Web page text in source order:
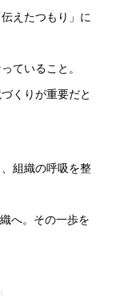
えたつもり」に
ていること。
くりが重要だと
組織の呼吸を整
へ。その一歩を